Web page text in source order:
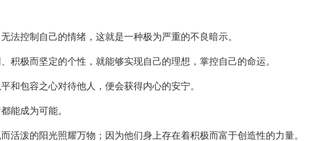
法控制自己的情绪，这就是一种极为严重的不良暗示。
积极而坚定的个性，就能够实现自己的理想，掌控自己的命运。
和包容之心对待他人，便会获得内心的安宁。
能成为可能。
活泼的阳光照耀万物；因为他们身上存在着积极而富于创造性的力量。